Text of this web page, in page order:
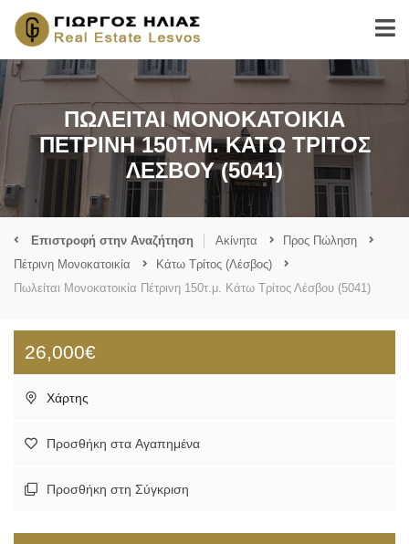
ΠΩΛΕΊΤΑΙ ΜΟΝΟΚΑΤΟΙΚΊΑ
ΠΈΤΡΙΝΗ 150Τ.Μ. ΚΆΤΩ ΤΡΊΤΟΣ
ΛΈΣΒΟΥ (5041)
Επιστροφή στην Αναζήτηση Ακίνητα
Προς Πώληση
Πέτρινη Μονοκατοικία
Κάτω Τρίτος (Λέσβος)
Πωλείται Μονοκατοικία Πέτρινη 150τ.μ. Κάτω Τρίτος Λέσβου (5041)
26,000€
Χάρτης
Προσθήκη στα Αγαπημένα
Προσθήκη στη Σύγκριση